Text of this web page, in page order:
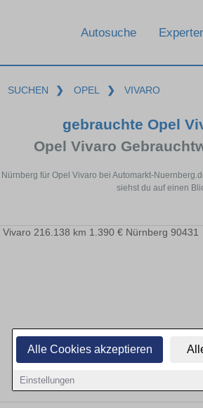
Alle Cookies akzeptieren
Einstellungen
Autosuche
SUCHEN ❯ OPEL ❯ VIVARO
gebrauchte Opel
Opel Vivaro
Nürnberg für Opel Vivaro bei Automarkt-
siehst du auf einen